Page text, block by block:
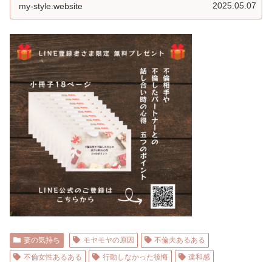
my-style.website 2025.05.07
妻の気持ち モヤモヤの原因
不倫夫あるある
不倫女性あるある
行動しなかった後悔 違和感